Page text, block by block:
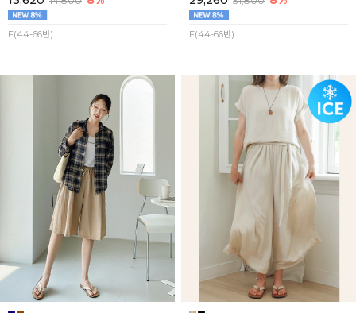
F(44-66반) F(44-66반)